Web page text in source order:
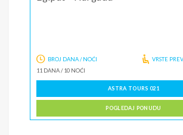
BROJ DANA / NOĆI
11 DANA/10 NOĆI
VRSTE
ASTRA TOURS 021
POGLEDAJ PONUDU